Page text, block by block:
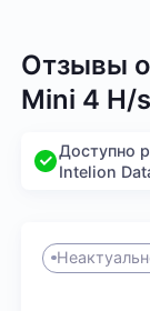
Отзывы о
Mini 4 H/s
Доступно
Intelion